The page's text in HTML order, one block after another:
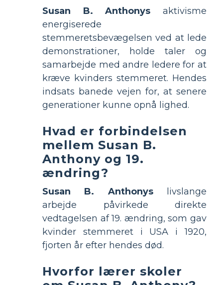
Susan B. Anthonys aktivisme
energiserede
stemmeretsbevægelsen ved at lede
demonstrationer, holde taler og
samarbejde med andre ledere for at
kræve kvinders stemmeret. Hendes
indsats banede vejen for, at senere
generationer kunne opnå lighed.
Hvad er forbindelsen
mellem Susan B.
Anthony og 19.
ændring?
Susan B. Anthonyslivslange
arbejde påvirkede direkte
vedtagelsen af 19. ændring, som gav
kvinder stemmeret i USA i 1920,
fjorten år efter hendes død.
Hvorfor lærer skoler